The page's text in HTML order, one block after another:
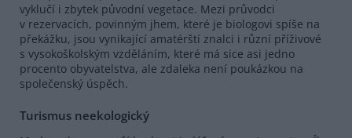
vyklučí i zbytek původní vegetace. Mezi průvodci
v rezervacích, povinným jhem, které je biologovi spíše na
překážku, jsou vynikající amatérští znalci i různí příživové
s vysokoškolským vzděláním, které má sice asi jedno
procento obyvatelstva, ale zdaleka není poukázkou na
společenský úspěch.
Turismus neekologický